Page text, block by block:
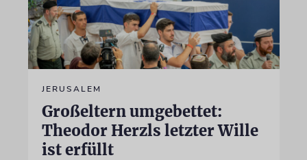
JERUSALEM
Großeltern umgebettet:
Theodor Herzls letzter Wille
ist erfüllt